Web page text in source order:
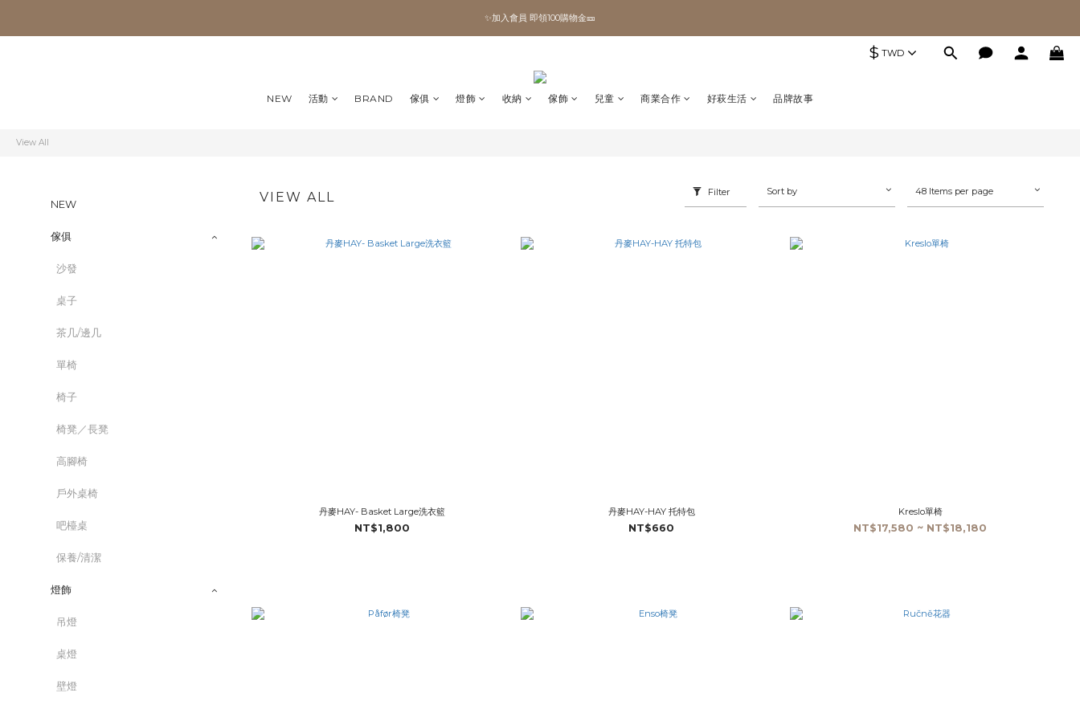
✨加入會員 即領100購物金🎫
✨加入會員 即領100購物金🎫
$ TWD
NEW 活動 BRAND 傢俱 燈飾 收納 傢飾 兒童 商業合作 好萩生活 品牌故事
View All
NEW
傢俱
沙發
桌子
茶几/邊几
單椅
椅子
椅凳／長凳
高腳椅
戶外桌椅
吧檯桌
保養/清潔
燈飾
吊燈
桌燈
壁燈
VIEW ALL Filter Sort by 48 Items per page
丹麥HAY- Basket Large洗衣籃
NT$1,800
丹麥HAY-HAY 托特包
NT$660
Kreslo單椅
NT$17,580 ~ NT$18,180